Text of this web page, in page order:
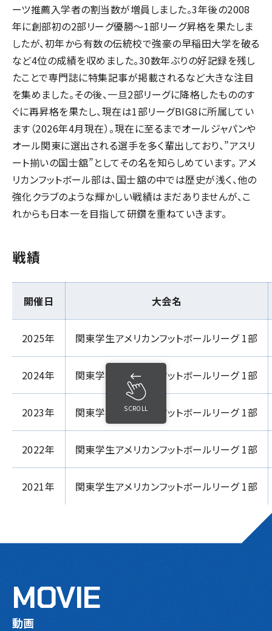
ーツ推薦入学者の割当数が増員しました。3年後の2008
年に創部初の2部リーグ優勝～1部リーグ昇格を果たしま
したが、初年から有数の伝統校で強豪の早稲田大学を破る
など4位の成績を収めました。30数年ぶりの好記録を残し
たことで専門誌に特集記事が掲載されるなど大きな注目
を集めました。その後、一旦2部リーグに降格したもののす
ぐに再昇格を果たし、現在は1部リーグBIG8に所属してい
ます（2026年4月現在）。現在に至るまでオールジャパンや
オール関東に選出される選手を多く輩出しており、”アスリ
ート揃いの国士舘”としてその名を知らしめています。 アメ
リカンフットボール部は、国士舘の中では歴史が浅く、他の
強化クラブのような輝かしい戦績はまだありませんが、こ
れからも日本一を目指して研鑽を重ねていきます。
戦績
開催日 大会名
2025年 関東学生アメリカンフットボールリーグ 1部
2024年 関東学生アメリカンフットボールリーグ 1部
2023年 関東学生アメリカンフットボールリーグ 1部
2022年 関東学生アメリカンフットボールリーグ 1部
2021年 関東学生アメリカンフットボールリーグ 1部
SCROLL
MOVIE
動画